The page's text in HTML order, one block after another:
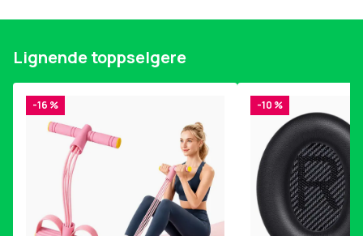
25 cm i diameter
Kapasitet: 10 varmetrinn på 60-240°C
Farge
Svart
Vekt, gram
Artikkel nr.
Lignende toppselgere
-16 % -10 %